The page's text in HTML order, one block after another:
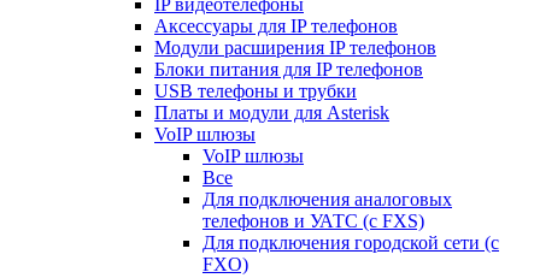
IP видеотелефоны
Аксессуары для IP телефонов
Модули расширения IP телефонов
Блоки питания для IP телефонов
USB телефоны и трубки
Платы и модули для Asterisk
VoIP шлюзы
VoIP шлюзы
Все
Для подключения аналоговых
телефонов и УАТС (с FXS)
Для подключения городской сети (с
FXO)